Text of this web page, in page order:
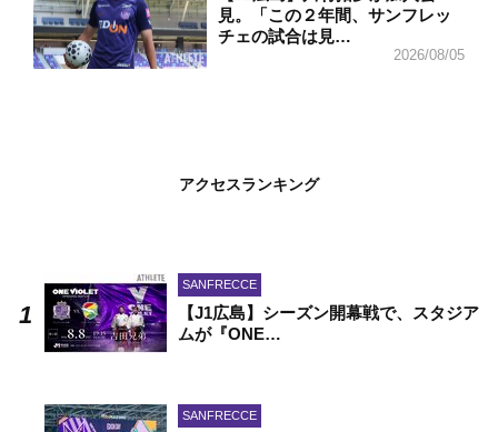
見。「この２年間、サンフレッ
チェの試合は見…
2026/08/05
アクセスランキング
SANFRECCE
【J1広島】シーズン開幕戦で、スタジア
ムが『ONE…
SANFRECCE